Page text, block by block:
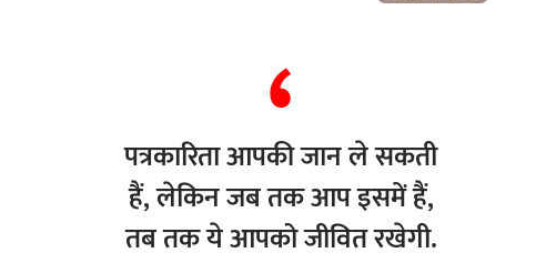
पत्रकारिता आपकी जान ले सकती
हैं, लेकिन जब तक आप इसमें हैं,
तब तक ये आपको जीवित रखेगी.